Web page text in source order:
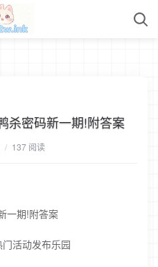
杀密码新一期!附答案
/ 137 阅读
一期!附答案
活动发布乐园